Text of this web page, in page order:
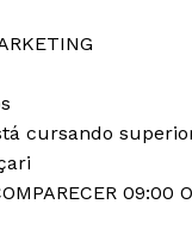
cursando
09:00